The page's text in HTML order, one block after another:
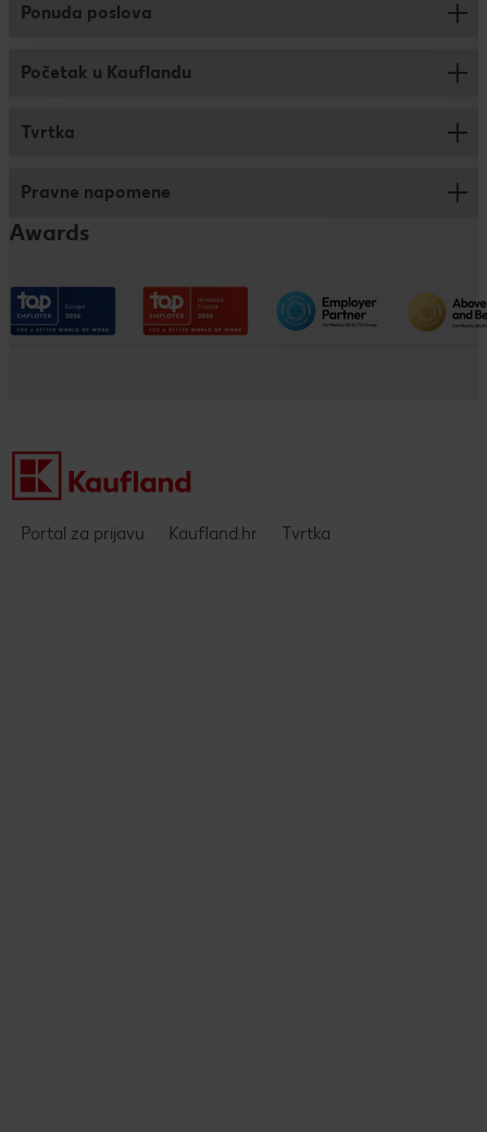
Ponuda poslova
Prodaja
Početak u Kauflandu
Savjeti za prijavu
Dualno i klasično obrazovanje
Tvrtka
Kronika
Kaufland na društvenim mrežama
Društveno odgovorno poslovanje
Kaufland kao poslodavac
Pravne napomene
Impressum
Awards
Portal za prijavu Kaufland.hr Tvrtka